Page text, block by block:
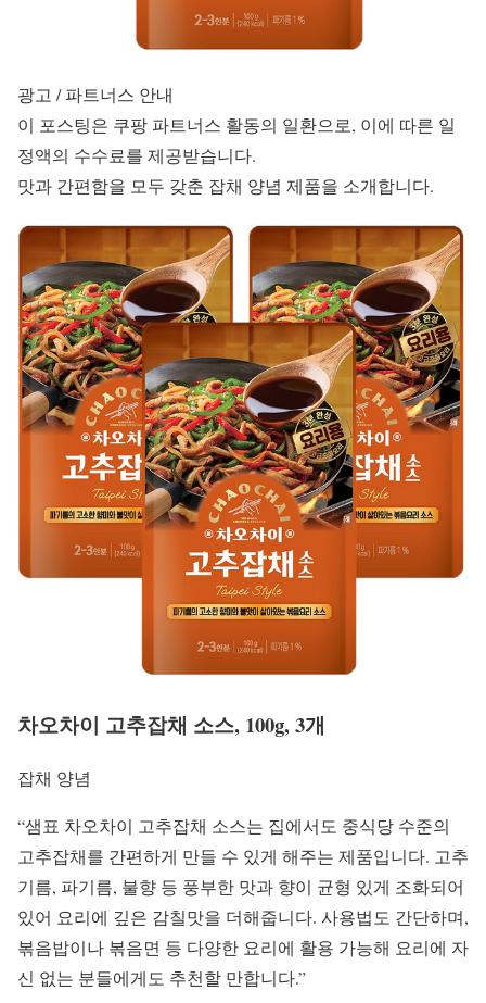
광고 / 파트너스 안내
이 포스팅은 쿠팡 파트너스 활동의 일환으로, 이에 따른 일
정액의 수수료를 제공받습니다.
맛과 간편함을 모두 갖춘 잡채 양념 제품을 소개합니다.
차오차이 고추잡채 소스, 100g, 3개
잡채 양념
“샘표 차오차이 고추잡채 소스는 집에서도 중식당 수준의
고추잡채를 간편하게 만들 수 있게 해주는 제품입니다. 고추
기름, 파기름, 불향 등 풍부한 맛과 향이 균형 있게 조화되어
있어 요리에 깊은 감칠맛을 더해줍니다. 사용법도 간단하며,
볶음밥이나 볶음면 등 다양한 요리에 활용 가능해 요리에 자
신 없는 분들에게도 추천할 만합니다.”